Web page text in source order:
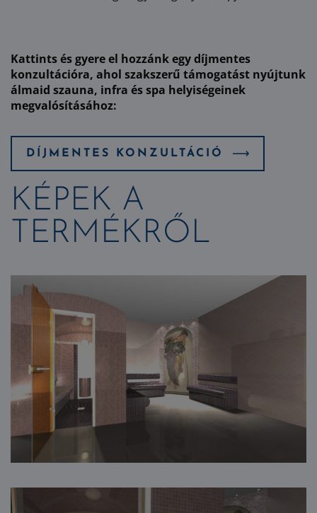
Kattints és gyere el hozzánk egy díjmentes
konzultációra, ahol szakszerű támogatást nyújtunk
álmaid szauna, infra és spa helyiségeinek
megvalósításához:
DÍJMENTES KONZULTÁCIÓ
KÉPEK A
TERMÉKRŐL